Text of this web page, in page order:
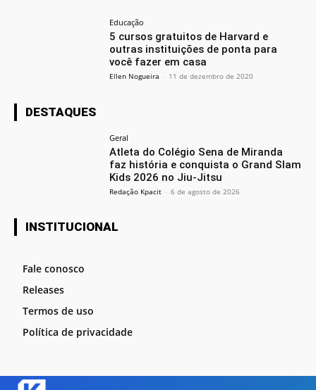
Educação
5 cursos gratuitos de Harvard e
outras instituições de ponta para
você fazer em casa
Ellen Nogueira - 11 de dezembro de 2020
DESTAQUES
Geral
Atleta do Colégio Sena de Miranda
faz história e conquista o Grand Slam
Kids 2026 no Jiu-Jitsu
Redação Kpacit - 6 de agosto de 2026
INSTITUCIONAL
Fale conosco
Releases
Termos de uso
Política de privacidade